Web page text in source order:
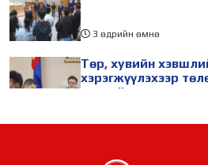
3 өдрийн өмнө
Төр, хувийн
хэрэгжүүлэхээр
төслийг танилцуулав